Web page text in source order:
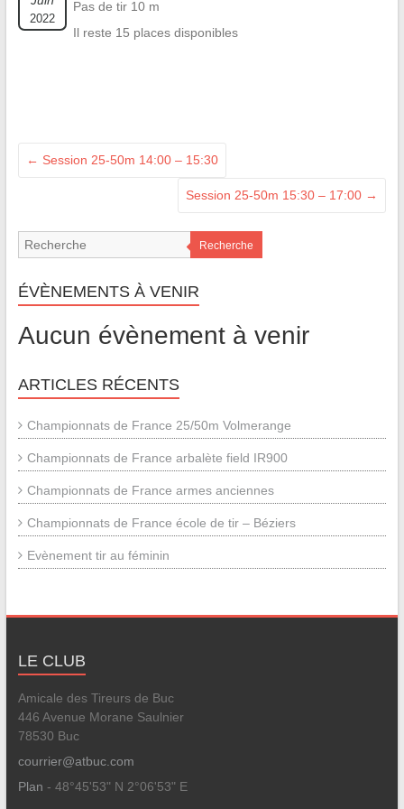
2022
Pas de tir 10 m
Il reste 15 places disponibles
← Session 25-50m 14:00 – 15:30
Session 25-50m 15:30 – 17:00 →
Recherche
ÉVÈNEMENTS À VENIR
Aucun évènement à venir
ARTICLES RÉCENTS
Championnats de France 25/50m Volmerange
Championnats de France arbalète field IR900
Championnats de France armes anciennes
Championnats de France école de tir – Béziers
Evènement tir au féminin
LE CLUB
Amicale des Tireurs de Buc
446 Avenue Morane Saulnier
78530 Buc
courrier@atbuc.com
Plan - 48°45'53" N 2°06'53" E